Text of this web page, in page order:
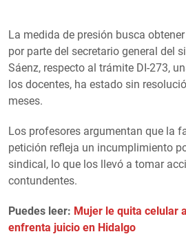
La medida de presión busca
por parte del secretario general del
Sáenz, respecto al trámite DI-273,
los docentes, ha estado sin
meses.
Los profesores argumentan que la
petición refleja un incumplimiento
sindical, lo que los llevó a tomar
contundentes.
Puedes leer: Mujer le quita celular
enfrenta juicio en Hidalgo